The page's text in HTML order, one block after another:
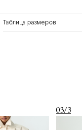
Таблица размеров
03/3